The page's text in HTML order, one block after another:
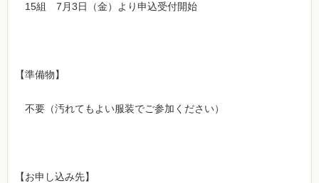
15組 7月3日（金）より申込受付開始
【準備物】
不要（汚れてもよい服装でご参加ください）
【お申し込み先】